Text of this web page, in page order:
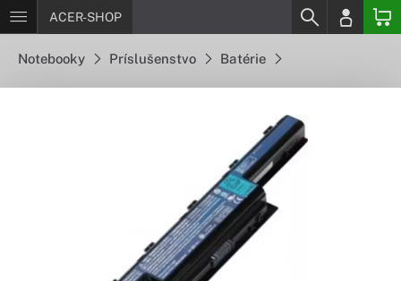
ACER-SHOP
Notebooky Príslušenstvo Batérie